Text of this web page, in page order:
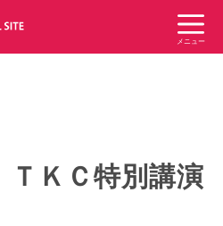
メニュー
ＴＫＣ特別講演